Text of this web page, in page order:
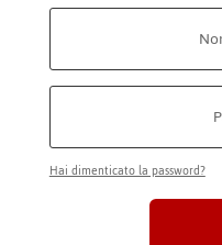
Hai dimenticato la password?